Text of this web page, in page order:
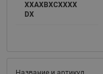
XXAXBXCXXXX
DX